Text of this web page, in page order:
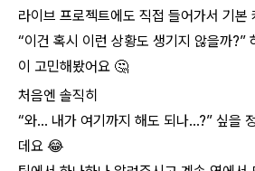
라이브 프로젝트에도 직접 들어가서 기본
“이건 혹시 이런 상황도 생기지 않을까?”
이 고민해봤어요 🤔
처음엔 솔직히
“와… 내가 여기까지 해도 되나…?” 싶을
데요 😂